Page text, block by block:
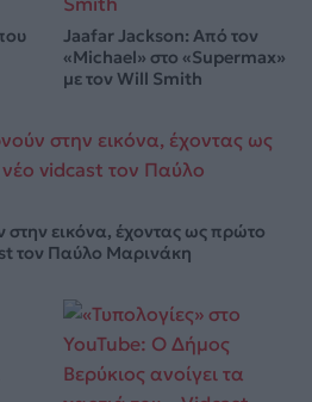
Jaafar Jackson: Από τον
«Michael» στο «Supermax»
με τον Will Smith
στην εικόνα, έχοντας ως πρώτο
τον Παύλο Μαρινάκη